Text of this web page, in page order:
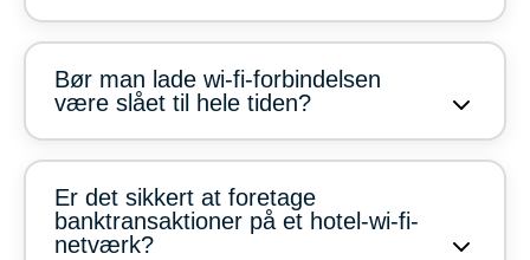
Bør man lade wi-fi-forbindelsen
være slået til hele tiden?
Er det sikkert at foretage
banktransaktioner på et hotel-wi-fi-
netværk?